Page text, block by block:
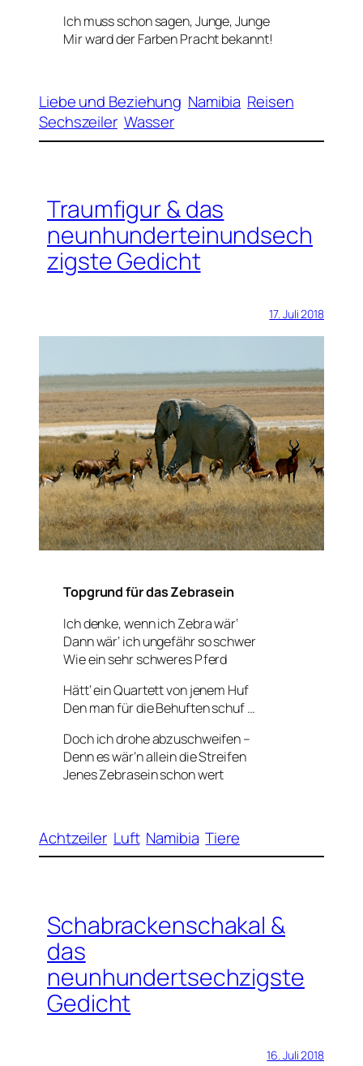
Ich muss schon sagen, Junge, Junge
Mir ward der Farben Pracht bekannt!
Liebe und Beziehung Namibia Reisen
Sechszeiler Wasser
Traumfigur & das
neunhunderteinundsech
zigste Gedicht
17. Juli 2018
Topgrund für das Zebrasein
Ich denke, wenn ich Zebra wär‘
Dann wär‘ ich ungefähr so schwer
Wie ein sehr schweres Pferd
Hätt‘ ein Quartett von jenem Huf
Den man für die Behuften schuf …
Doch ich drohe abzuschweifen –
Denn es wär’n allein die Streifen
Jenes Zebrasein schon wert
Achtzeiler Luft Namibia Tiere
Schabrackenschakal &
das
neunhundertsechzigste
Gedicht
16. Juli 2018